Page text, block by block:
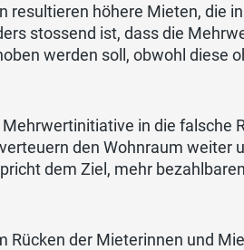
höhere Mieten, die
stossend ist, dass die
werden soll, obwohl diese
in die falsche
den Wohnraum weiter
dem Ziel, mehr
Rücken der Mieterinnen und